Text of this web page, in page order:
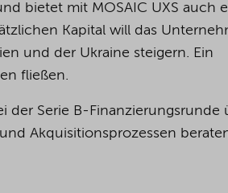
bietet mit MOSAIC UXS auch
Kapital will das
und der Ukraine steigern. Ein
fließen.
der Serie B-Finanzierungsrunde
Akquisitionsprozessen